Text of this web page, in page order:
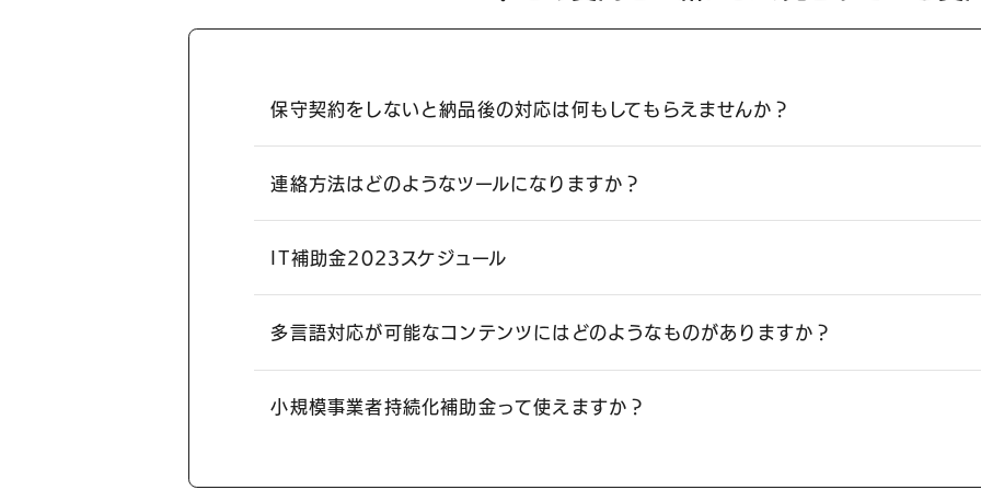
保守契約をしないと納品後の対応は何もしてもらえませんか？
連絡方法はどのようなツールになりますか？
IT補助金2023スケジュール
多言語対応が可能なコンテンツにはどのようなものがありますか？
小規模事業者持続化補助金って使えますか？